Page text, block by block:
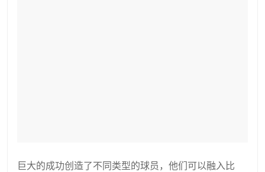
巨大的成功创造了不同类型的球员，他们可以融入比